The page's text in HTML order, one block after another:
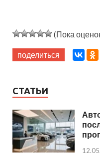
(Пока
поделиться
СТАТЬИ